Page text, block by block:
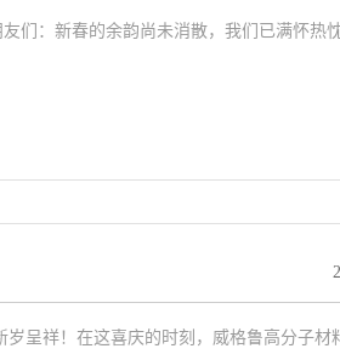
们：新春的余韵尚未消散，我们已满怀热
呈祥！在这喜庆的时刻，威格鲁高分子材